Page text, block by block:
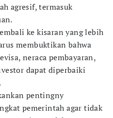
agresif, termasuk
ke kisaran yang lebih
membuktikan bahwa
neraca pembayaran,
dapat diperbaiki
pentingny
pemerintah agar tidak